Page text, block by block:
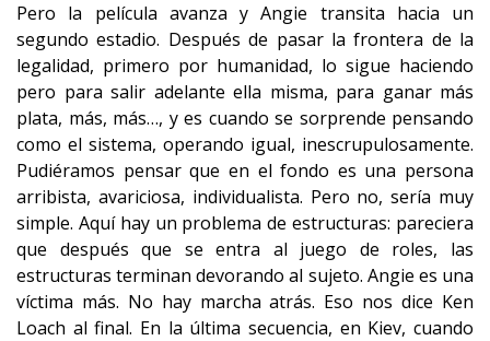
Pero la película avanza y Angie transita hacia un
segundo estadio. Después de pasar la frontera de la
legalidad, primero por humanidad, lo sigue haciendo
pero para salir adelante ella misma, para ganar más
plata, más, más…, y es cuando se sorprende pensando
como el sistema, operando igual, inescrupulosamente.
Pudiéramos pensar que en el fondo es una persona
arribista, avariciosa, individualista. Pero no, sería muy
simple. Aquí hay un problema de estructuras: pareciera
que después que se entra al juego de roles, las
estructuras terminan devorando al sujeto. Angie es una
víctima más. No hay marcha atrás. Eso nos dice Ken
Loach al final. En la última secuencia, en Kiev, cuando